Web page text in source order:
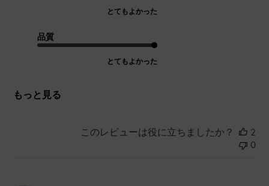
とてもよかった
品質
とてもよかった
もっと見る
このレビューは役に立ちましたか？
2
0